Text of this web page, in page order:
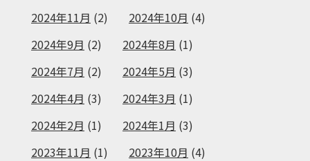
2024年11月 (2) 2024年10月 (4)
2024年9月 (2) 2024年8月 (1)
2024年7月 (2) 2024年5月 (3)
2024年4月 (3) 2024年3月 (1)
2024年2月 (1) 2024年1月 (3)
2023年11月 (1) 2023年10月 (4)